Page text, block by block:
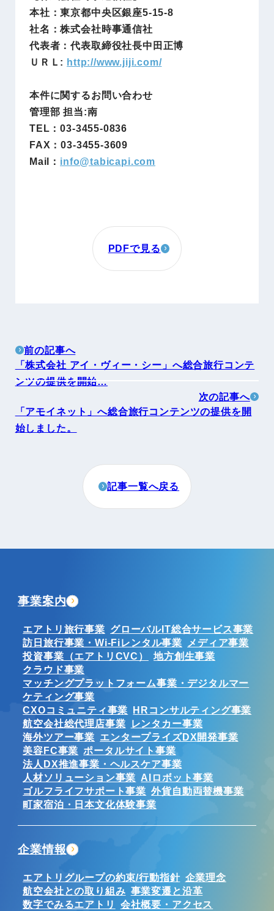
本社：東京都中央区銀座5-15-8
社名：株式会社時事通信社
代表者：代表取締役社長中田正博
ＵＲＬ: http://www.jiji.com/
本件に関するお問い合わせ
管理部 担当:南
TEL：03-3455-0836
FAX：03-3455-3609
Mail： info@tabicapi.com
PDFで見る
前の記事へ
「株式会社 アイ・ヴィー・シー」へ総合旅行コンテ
ンツの提供を開始…
次の記事へ
「アモイネット」へ総合旅行コンテンツの提供を開
始しました。
記事一覧へ戻る
事業案内
エアトリ旅行事業 グローバルIT総合サービス事業
訪日旅行事業・Wi-Fiレンタル事業
メディア事業
投資事業（エアトリCVC）
地方創生事業
クラウド事業
マッチングプラットフォーム事業・デジタルマー
ケティング事業
CXOコミュニティ事業 HRコンサルティング事業
航空会社総代理店事業
レンタカー事業
海外ツアー事業 エンタープライズDX開発事業
美容FC事業 ポータルサイト事業
法人DX推進事業・ヘルスケア事業
人材ソリューション事業 AIロボット事業
ゴルフライフサポート事業 外貨自動両替機事業
町家宿泊・日本文化体験事業
企業情報
エアトリグループの約束/行動指針 企業理念
航空会社との取り組み 事業変遷と沿革
数字でみるエアトリ
会社概要・アクセス